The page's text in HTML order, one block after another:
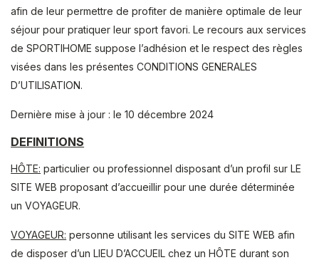
afin de leur permettre de profiter de manière optimale de leur
séjour pour pratiquer leur sport favori. Le recours aux services
de SPORTIHOME suppose l’adhésion et le respect des règles
visées dans les présentes CONDITIONS GENERALES
D’UTILISATION.
Dernière mise à jour : le 10 décembre 2024
DEFINITIONS
HÔTE: particulier ou professionnel disposant d’un profil sur LE
SITE WEB proposant d’accueillir pour une durée déterminée
un VOYAGEUR.
VOYAGEUR: personne utilisant les services du SITE WEB afin
de disposer d’un LIEU D’ACCUEIL chez un HÔTE durant son